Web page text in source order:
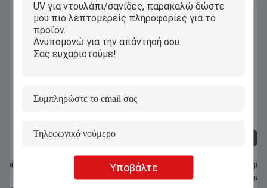
Υποβάλτε
1070nm 1000W 1500W χειροκίνητη
μηχανή συγκόλλησης λέιζερ για
Αυτόματη
Τεχνική Τεχνική